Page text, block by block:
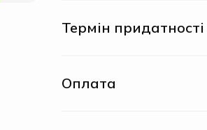
Термін придатності
Оплата